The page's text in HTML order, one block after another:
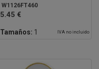
W1126FT460
5.45 €
Tamaños: 1 IVA no incluido